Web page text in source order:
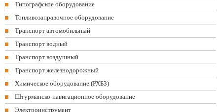
Типографское оборудование
Топливозаправочное оборудование
Транспорт автомобильный
Транспорт водный
Транспорт воздушный
Транспорт железнодорожный
Химическое оборудование (РХБЗ)
Штурманско-навигационное оборудование
Электроинструмент